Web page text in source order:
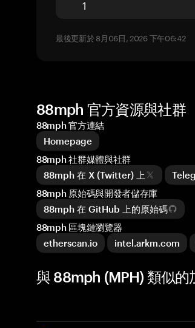
最後更新於 8月06日, 2026 下午06:42
88mph 官方資源與社群
88mph 官方連結
Homepage
88mph 社群媒體與社群
88mph 在 X (Twitter) 上
88mph 原始碼與開發者儲存庫
88mph 在 GitHub 上的原始碼
88mph 區塊鏈瀏覽器
etherscan.io
intel.arkm.com
與 88mph (MPH) 類似的